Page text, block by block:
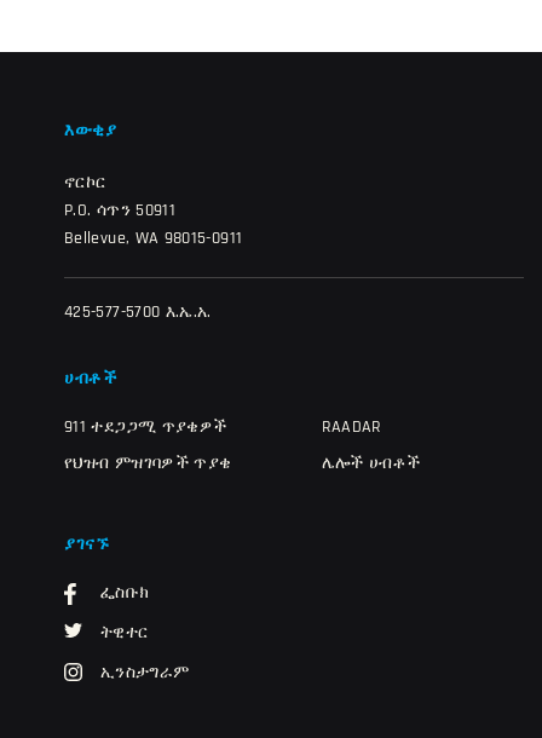
እውቂያ
ኖርኮር
P.O. ሳጥን 50911
Bellevue, WA 98015-0911
425-577-5700 እ.ኤ.አ.
ሀብቶች
911 ተደጋጋሚ ጥያቄዎች
የህዝብ ምዝገባዎች ጥያቄ
RAADAR
ሌሎች ሀብቶች
ያገናኙ
ፌስቡክ
ትዊተር
ኢንስታግራም